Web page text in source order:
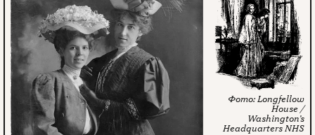
Longfellow
House /
Washington’s
Headquarters NHS